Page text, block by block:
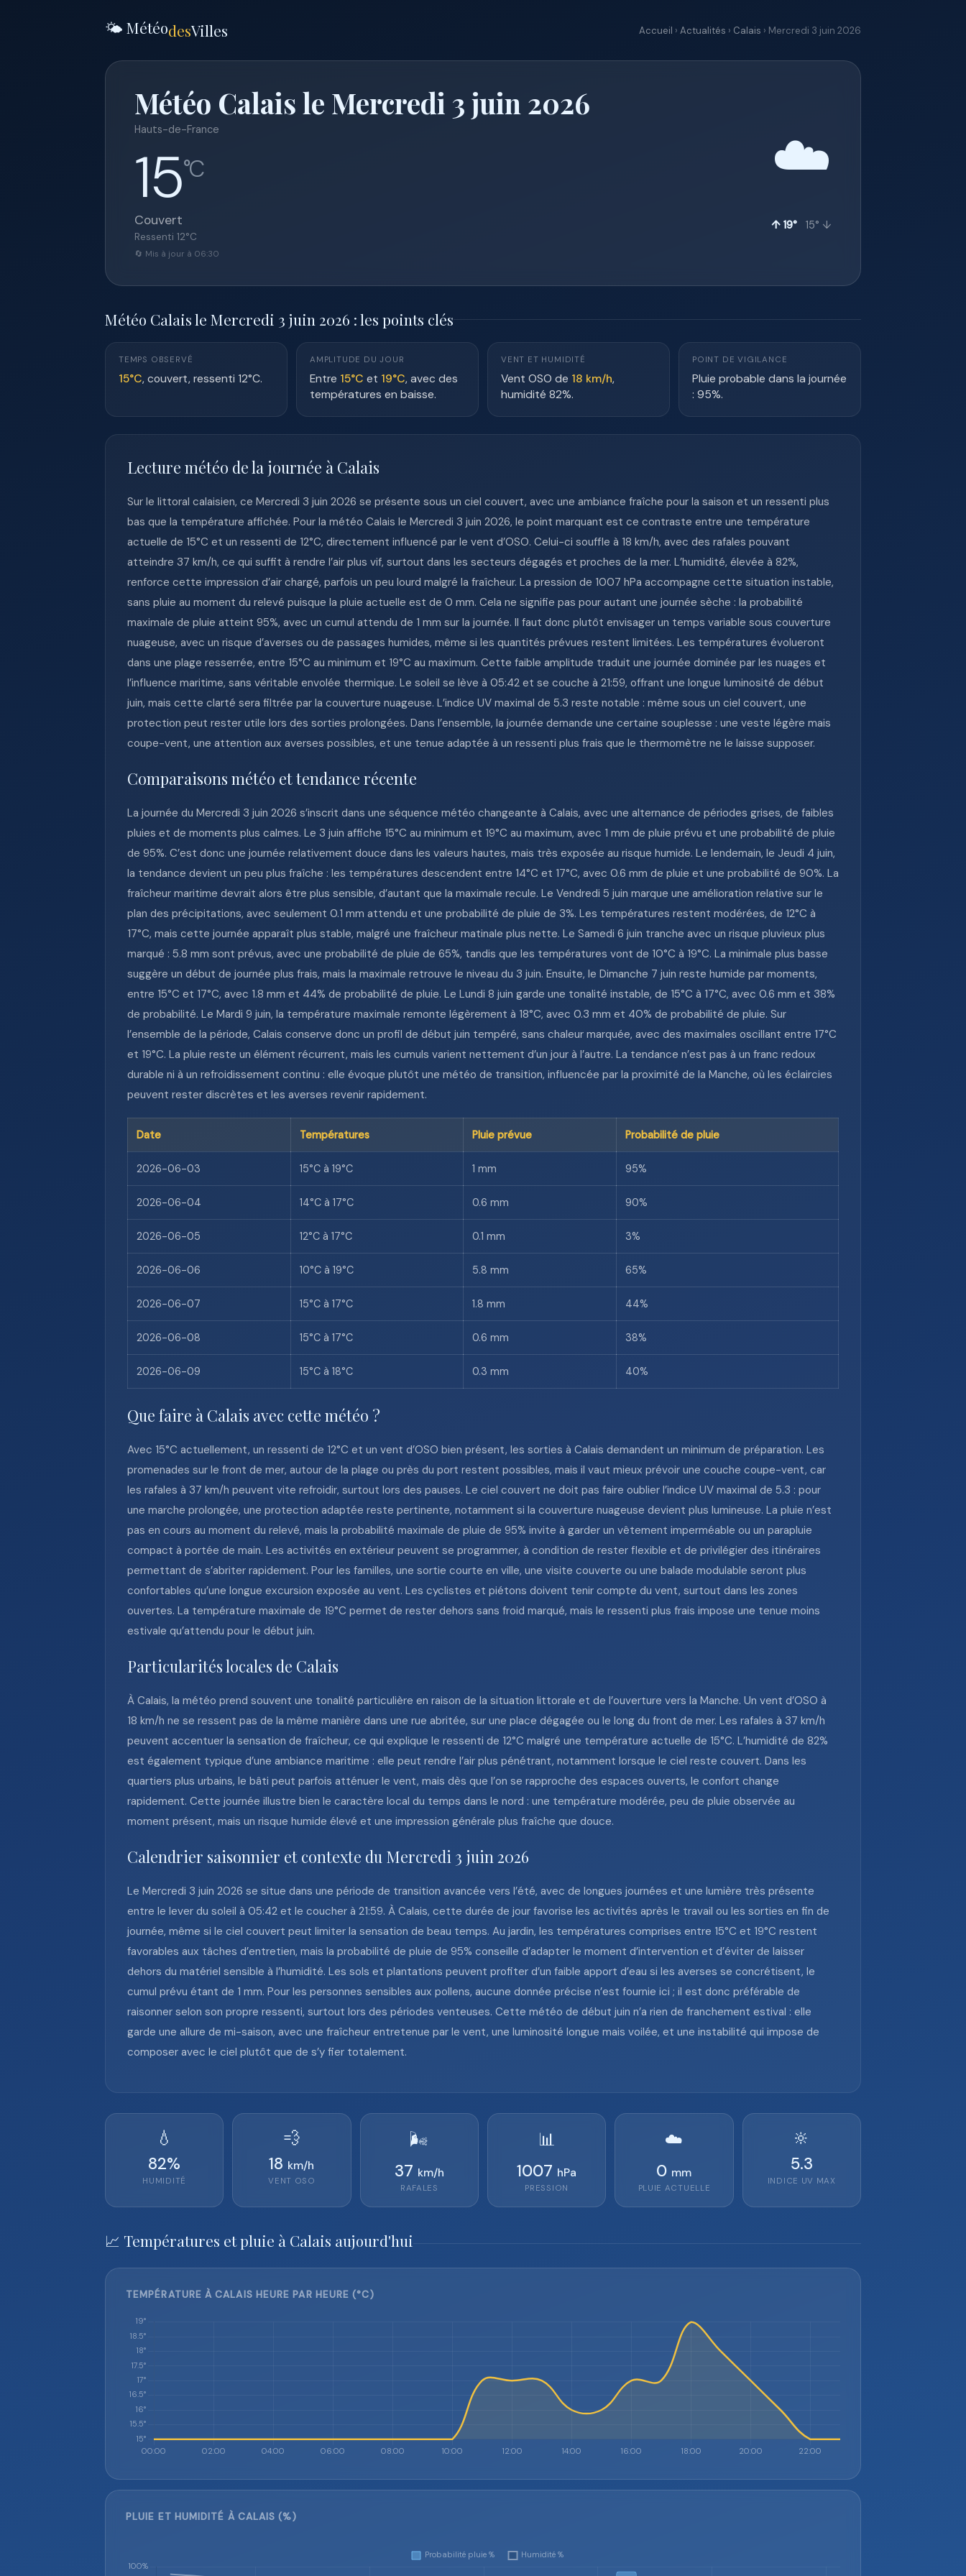
🌤️ MétéodesVilles Accueil › Actualités › Calais › Mercredi 3 juin 2026
Météo Calais le Mercredi 3 juin 2026
Hauts-de-France
15°C
Couvert
Ressenti 12°C
🔄 Mis à jour à 06:30
☁️
↑ 19° 15° ↓
Météo Calais le Mercredi 3 juin 2026 : les points clés
TEMPS OBSERVÉ
15°C, couvert, ressenti 12°C.
AMPLITUDE DU JOUR
Entre 15°C et 19°C, avec des
températures en baisse.
VENT ET HUMIDITÉ
Vent OSO de 18 km/h,
humidité 82%.
POINT DE VIGILANCE
Pluie probable dans la journée
: 95%.
Lecture météo de la journée à Calais
Sur le littoral calaisien, ce Mercredi 3 juin 2026 se présente sous un ciel couvert, avec une ambiance fraîche pour la saison et un ressenti plus
bas que la température affichée. Pour la météo Calais le Mercredi 3 juin 2026, le point marquant est ce contraste entre une température
actuelle de 15°C et un ressenti de 12°C, directement influencé par le vent d’OSO. Celui-ci souffle à 18 km/h, avec des rafales pouvant
atteindre 37 km/h, ce qui suffit à rendre l’air plus vif, surtout dans les secteurs dégagés et proches de la mer. L’humidité, élevée à 82%,
renforce cette impression d’air chargé, parfois un peu lourd malgré la fraîcheur. La pression de 1007 hPa accompagne cette situation instable,
sans pluie au moment du relevé puisque la pluie actuelle est de 0 mm. Cela ne signifie pas pour autant une journée sèche : la probabilité
maximale de pluie atteint 95%, avec un cumul attendu de 1 mm sur la journée. Il faut donc plutôt envisager un temps variable sous couverture
nuageuse, avec un risque d’averses ou de passages humides, même si les quantités prévues restent limitées. Les températures évolueront
dans une plage resserrée, entre 15°C au minimum et 19°C au maximum. Cette faible amplitude traduit une journée dominée par les nuages et
l’influence maritime, sans véritable envolée thermique. Le soleil se lève à 05:42 et se couche à 21:59, offrant une longue luminosité de début
juin, mais cette clarté sera filtrée par la couverture nuageuse. L’indice UV maximal de 5.3 reste notable : même sous un ciel couvert, une
protection peut rester utile lors des sorties prolongées. Dans l’ensemble, la journée demande une certaine souplesse : une veste légère mais
coupe-vent, une attention aux averses possibles, et une tenue adaptée à un ressenti plus frais que le thermomètre ne le laisse supposer.
Comparaisons météo et tendance récente
La journée du Mercredi 3 juin 2026 s’inscrit dans une séquence météo changeante à Calais, avec une alternance de périodes grises, de faibles
pluies et de moments plus calmes. Le 3 juin affiche 15°C au minimum et 19°C au maximum, avec 1 mm de pluie prévu et une probabilité de pluie
de 95%. C’est donc une journée relativement douce dans les valeurs hautes, mais très exposée au risque humide. Le lendemain, le Jeudi 4 juin,
la tendance devient un peu plus fraîche : les températures descendent entre 14°C et 17°C, avec 0.6 mm de pluie et une probabilité de 90%. La
fraîcheur maritime devrait alors être plus sensible, d’autant que la maximale recule. Le Vendredi 5 juin marque une amélioration relative sur le
plan des précipitations, avec seulement 0.1 mm attendu et une probabilité de pluie de 3%. Les températures restent modérées, de 12°C à
17°C, mais cette journée apparaît plus stable, malgré une fraîcheur matinale plus nette. Le Samedi 6 juin tranche avec un risque pluvieux plus
marqué : 5.8 mm sont prévus, avec une probabilité de pluie de 65%, tandis que les températures vont de 10°C à 19°C. La minimale plus basse
suggère un début de journée plus frais, mais la maximale retrouve le niveau du 3 juin. Ensuite, le Dimanche 7 juin reste humide par moments,
entre 15°C et 17°C, avec 1.8 mm et 44% de probabilité de pluie. Le Lundi 8 juin garde une tonalité instable, de 15°C à 17°C, avec 0.6 mm et 38%
de probabilité. Le Mardi 9 juin, la température maximale remonte légèrement à 18°C, avec 0.3 mm et 40% de probabilité de pluie. Sur
l’ensemble de la période, Calais conserve donc un profil de début juin tempéré, sans chaleur marquée, avec des maximales oscillant entre 17°C
et 19°C. La pluie reste un élément récurrent, mais les cumuls varient nettement d’un jour à l’autre. La tendance n’est pas à un franc redoux
durable ni à un refroidissement continu : elle évoque plutôt une météo de transition, influencée par la proximité de la Manche, où les éclaircies
peuvent rester discrètes et les averses revenir rapidement.
Date Températures Pluie prévue Probabilité de pluie
2026-06-03 15°C à 19°C 1 mm 95%
2026-06-04 14°C à 17°C 0.6 mm 90%
2026-06-05 12°C à 17°C 0.1 mm 3%
2026-06-06 10°C à 19°C 5.8 mm 65%
2026-06-07 15°C à 17°C 1.8 mm 44%
2026-06-08 15°C à 17°C 0.6 mm 38%
2026-06-09 15°C à 18°C 0.3 mm 40%
Que faire à Calais avec cette météo ?
Avec 15°C actuellement, un ressenti de 12°C et un vent d’OSO bien présent, les sorties à Calais demandent un minimum de préparation. Les
promenades sur le front de mer, autour de la plage ou près du port restent possibles, mais il vaut mieux prévoir une couche coupe-vent, car
les rafales à 37 km/h peuvent vite refroidir, surtout lors des pauses. Le ciel couvert ne doit pas faire oublier l’indice UV maximal de 5.3 : pour
une marche prolongée, une protection adaptée reste pertinente, notamment si la couverture nuageuse devient plus lumineuse. La pluie n’est
pas en cours au moment du relevé, mais la probabilité maximale de pluie de 95% invite à garder un vêtement imperméable ou un parapluie
compact à portée de main. Les activités en extérieur peuvent se programmer, à condition de rester flexible et de privilégier des itinéraires
permettant de s’abriter rapidement. Pour les familles, une sortie courte en ville, une visite couverte ou une balade modulable seront plus
confortables qu’une longue excursion exposée au vent. Les cyclistes et piétons doivent tenir compte du vent, surtout dans les zones
ouvertes. La température maximale de 19°C permet de rester dehors sans froid marqué, mais le ressenti plus frais impose une tenue moins
estivale qu’attendu pour le début juin.
Particularités locales de Calais
À Calais, la météo prend souvent une tonalité particulière en raison de la situation littorale et de l’ouverture vers la Manche. Un vent d’OSO à
18 km/h ne se ressent pas de la même manière dans une rue abritée, sur une place dégagée ou le long du front de mer. Les rafales à 37 km/h
peuvent accentuer la sensation de fraîcheur, ce qui explique le ressenti de 12°C malgré une température actuelle de 15°C. L’humidité de 82%
est également typique d’une ambiance maritime : elle peut rendre l’air plus pénétrant, notamment lorsque le ciel reste couvert. Dans les
quartiers plus urbains, le bâti peut parfois atténuer le vent, mais dès que l’on se rapproche des espaces ouverts, le confort change
rapidement. Cette journée illustre bien le caractère local du temps dans le nord : une température modérée, peu de pluie observée au
moment présent, mais un risque humide élevé et une impression générale plus fraîche que douce.
Calendrier saisonnier et contexte du Mercredi 3 juin 2026
Le Mercredi 3 juin 2026 se situe dans une période de transition avancée vers l’été, avec de longues journées et une lumière très présente
entre le lever du soleil à 05:42 et le coucher à 21:59. À Calais, cette durée de jour favorise les activités après le travail ou les sorties en fin de
journée, même si le ciel couvert peut limiter la sensation de beau temps. Au jardin, les températures comprises entre 15°C et 19°C restent
favorables aux tâches d’entretien, mais la probabilité de pluie de 95% conseille d’adapter le moment d’intervention et d’éviter de laisser
dehors du matériel sensible à l’humidité. Les sols et plantations peuvent profiter d’un faible apport d’eau si les averses se concrétisent, le
cumul prévu étant de 1 mm. Pour les personnes sensibles aux pollens, aucune donnée précise n’est fournie ici ; il est donc préférable de
raisonner selon son propre ressenti, surtout lors des périodes venteuses. Cette météo de début juin n’a rien de franchement estival : elle
garde une allure de mi-saison, avec une fraîcheur entretenue par le vent, une luminosité longue mais voilée, et une instabilité qui impose de
composer avec le ciel plutôt que de s’y fier totalement.
💧
82%
HUMIDITÉ
💨
18 km/h
VENT OSO
🌬️
37 km/h
RAFALES
📊
1007 hPa
PRESSION
☁️
0 mm
PLUIE ACTUELLE
🔆
5.3
INDICE UV MAX
📈 Températures et pluie à Calais aujourd'hui
TEMPÉRATURE À CALAIS HEURE PAR HEURE (°C)
PLUIE ET HUMIDITÉ À CALAIS (%)